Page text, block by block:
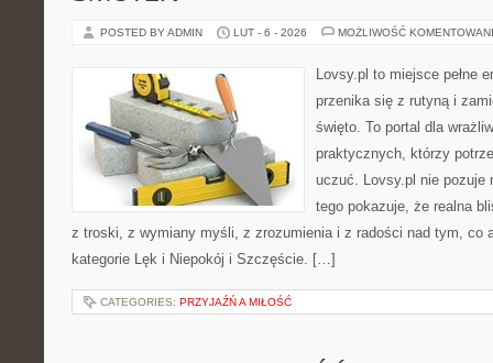
POSTED BY ADMIN LUT - 6 - 2026 MOŻLIWOŚĆ
Lovsy.pl to miejsce pełne
przenika się z rutyną i
święto. To portal dla
praktycznych, którzy
uczuć. Lovsy.pl nie pozuje
tego pokazuje, że realna
z troski, z wymiany myśli, z zrozumienia i z radości nad tym, co
kategorie Lęk i Niepokój i Szczęście. […]
CATEGORIES: PRZYJAŹŃ A MIŁOŚĆ